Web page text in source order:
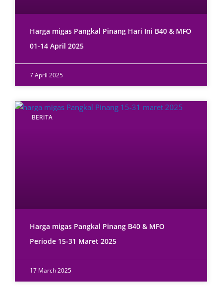
Harga migas Pangkal Pinang Hari Ini B40 & MFO
01-14 April 2025
7 April 2025
BERITA
Harga migas Pangkal Pinang B40 & MFO
Periode 15-31 Maret 2025
17 March 2025